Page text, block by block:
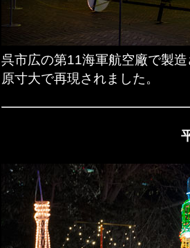
呉市広の第11海軍航空廠で製
原寸大で再現されました。